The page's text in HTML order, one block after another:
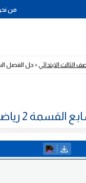
من
الثالث الابتدائي »حل الفصل السابع القسمة
ثالث ابتدائي ف2